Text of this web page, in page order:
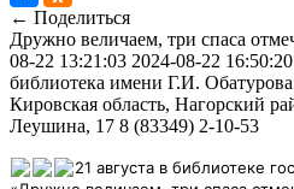
← Поделиться
Дружно величаем, три спаса
08-22 13:21:03 2024-08-22 16:50:20
библиотека имени Г.И.
Кировская область, Нагорский
Леушина, 17 8 (83349) 2-10-53
21 августа в библиотеке